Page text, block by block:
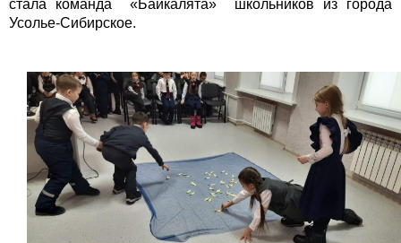
стала команда «Байкалята» школьников из города
Усолье-Сибирское.